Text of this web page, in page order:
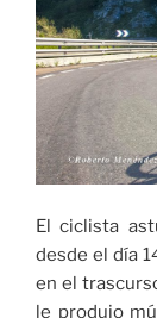
El ciclista
desde el día
en el
le produjo